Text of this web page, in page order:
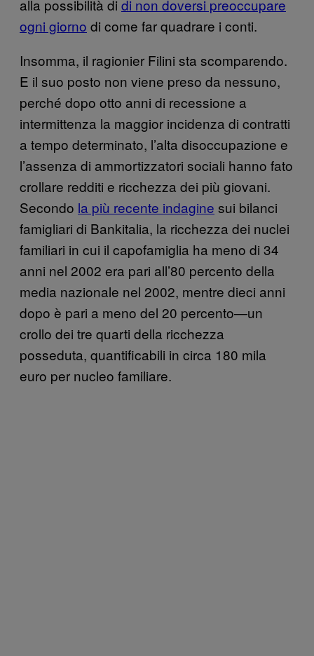
alla possibilità di di non doversi preoccupare
ogni giorno di come far quadrare i conti.
Insomma, il ragionier Filini sta scomparendo.
E il suo posto non viene preso da nessuno,
perché dopo otto anni di recessione a
intermittenza la maggior incidenza di contratti
a tempo determinato, l’alta disoccupazione e
l’assenza di ammortizzatori sociali hanno fato
crollare redditi e ricchezza dei più giovani.
Secondo la più recente indagine sui bilanci
famigliari di Bankitalia, la ricchezza dei nuclei
familiari in cui il capofamiglia ha meno di 34
anni nel 2002 era pari all’80 percento della
media nazionale nel 2002, mentre dieci anni
dopo è pari a meno del 20 percento—un
crollo dei tre quarti della ricchezza
posseduta, quantificabili in circa 180 mila
euro per nucleo familiare.